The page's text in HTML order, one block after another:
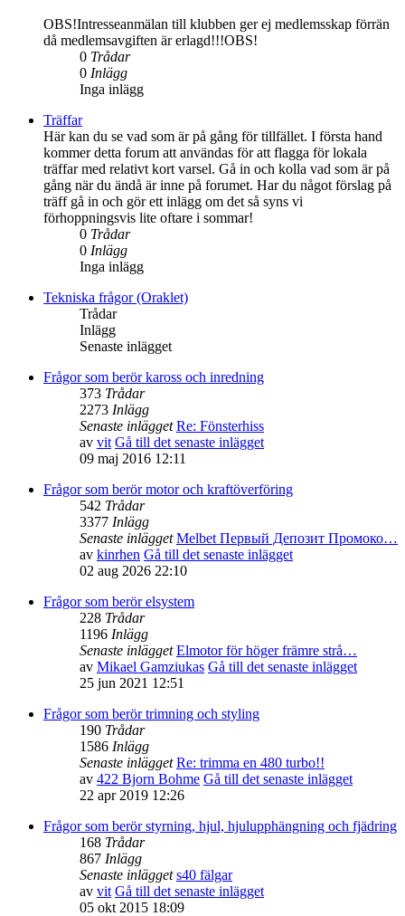
OBS!Intresseanmälan till klubben ger ej medlemsskap förrän
då medlemsavgiften är erlagd!!!OBS!
0 Trådar
0 Inlägg
Inga inlägg
Träffar
Här kan du se vad som är på gång för tillfället. I första hand
kommer detta forum att användas för att flagga för lokala
träffar med relativt kort varsel. Gå in och kolla vad som är på
gång när du ändå är inne på forumet. Har du något förslag på
träff gå in och gör ett inlägg om det så syns vi
förhoppningsvis lite oftare i sommar!
0 Trådar
0 Inlägg
Inga inlägg
Tekniska frågor (Oraklet)
Trådar
Inlägg
Senaste inlägget
Frågor som berör kaross och inredning
373 Trådar
2273 Inlägg
Senaste inlägget Re: Fönsterhiss
av vit Gå till det senaste inlägget
09 maj 2016 12:11
Frågor som berör motor och kraftöverföring
542 Trådar
3377 Inlägg
Senaste inlägget Melbet Первый Депозит Промоко…
av kinrhen Gå till det senaste inlägget
02 aug 2026 22:10
Frågor som berör elsystem
228 Trådar
1196 Inlägg
Senaste inlägget Elmotor för höger främre strå…
av Mikael Gamziukas Gå till det senaste inlägget
25 jun 2021 12:51
Frågor som berör trimning och styling
190 Trådar
1586 Inlägg
Senaste inlägget Re: trimma en 480 turbo!!
av 422 Bjorn Bohme Gå till det senaste inlägget
22 apr 2019 12:26
Frågor som berör styrning, hjul, hjulupphängning och fjädring
168 Trådar
867 Inlägg
Senaste inlägget s40 fälgar
av vit Gå till det senaste inlägget
05 okt 2015 18:09